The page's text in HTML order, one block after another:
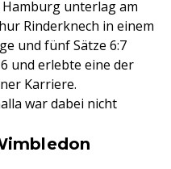
unterlag am
Rinderknech in einem
und fünf Sätze 6:7
und erlebte eine der
Karriere.
war dabei nicht